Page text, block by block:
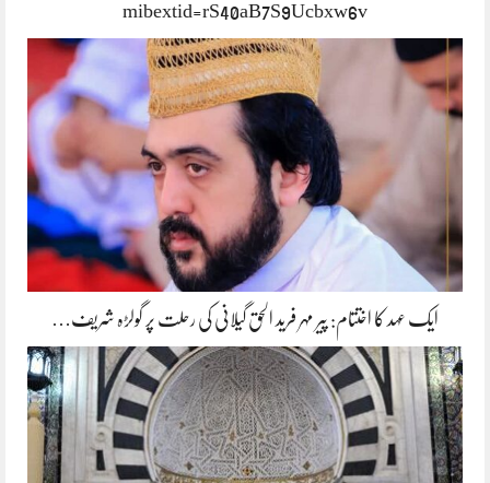
mibextid=rS40aB7S9Ucbxw6v
ایک عہد کا اختتام: پیر مہر فرید الحق گیلانی کی رحلت پر گولڑہ شریف…